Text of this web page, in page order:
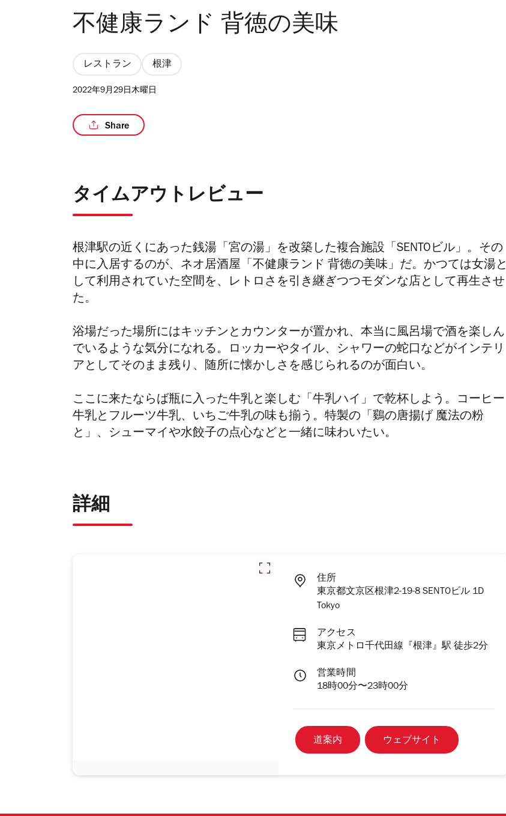
不健康ランド 背徳の美味
レストラン 根津
2022年9月29日木曜日
Share
タイムアウトレビュー
根津駅の近くにあった銭湯「宮の湯」を改築した複合施設「SENTOビル」。その
中に入居するのが、ネオ居酒屋「不健康ランド 背徳の美味」だ。 かつては女湯と
して利用されていた空間を、レトロさを引き継ぎつつモダンな店として再生させ
た。
浴場だった場所にはキッチンとカウンターが置かれ、本当に風呂場で酒を楽しん
でいるような気分になれる。
ロッカーやタイル、シャワーの蛇口などがインテリ
アとしてそのまま残り、随所に懐かしさを感じられるのが面白い。
ここに来たならば瓶に入った牛乳と楽しむ「牛乳ハイ」で乾杯しよう。コーヒー
牛乳とフルーツ牛乳、いちご牛乳の味も揃う。特製の「鷄の唐揚げ 魔法の粉
と」、シューマイや水餃子の点心などと一緒に味わいたい。
詳細
住所
東京都文京区根津2-19-8 SENTOビル 1D
Tokyo
アクセス
東京メトロ千代田線『根津』駅 徒歩2分
営業時間
18時00分〜23時00分
道案内 ウェブサイト